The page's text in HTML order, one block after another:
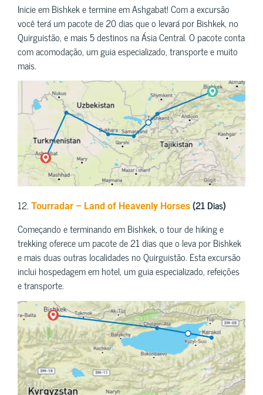
Inicie em Bishkek e termine em Ashgabat! Com a excursão
você terá um pacote de 20 dias que o levará por Bishkek, no
Quirguistão, e mais 5 destinos na Ásia Central. O pacote conta
com acomodação, um guia especializado, transporte e muito
mais.
12. Tourradar – Land of Heavenly Horses (21 Dias)
Começando e terminando em Bishkek, o tour de hiking e
trekking oferece um pacote de 21 dias que o leva por Bishkek
e mais duas outras localidades no Quirguistão. Esta excursão
inclui hospedagem em hotel, um guia especializado, refeições
e transporte.